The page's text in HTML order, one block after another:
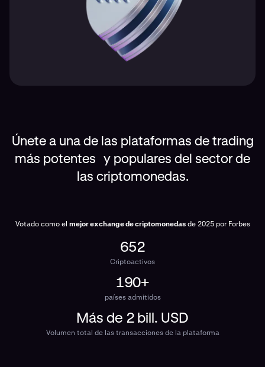
Únete a una de las plataformas de trading
más potentes y populares del sector de
las criptomonedas.
Votado como el mejor exchange de criptomonedasde 2025 por Forbes
652
Criptoactivos
190+
países admitidos
Más de 2 bill. USD
Volumen total de las transacciones de la plataforma